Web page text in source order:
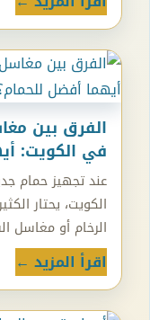
الفرق بين
في الكويت:
عند تجهيز حمام
الكويت، يحتار
الرخام أو مغاسل
اقرأ المزيد ←